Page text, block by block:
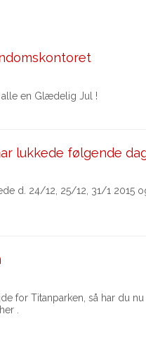
en Glædelig Jul !
lukkede følgende
d. 24/12, 25/12, 31/1 2015
for Titanparken, så har du nu
.